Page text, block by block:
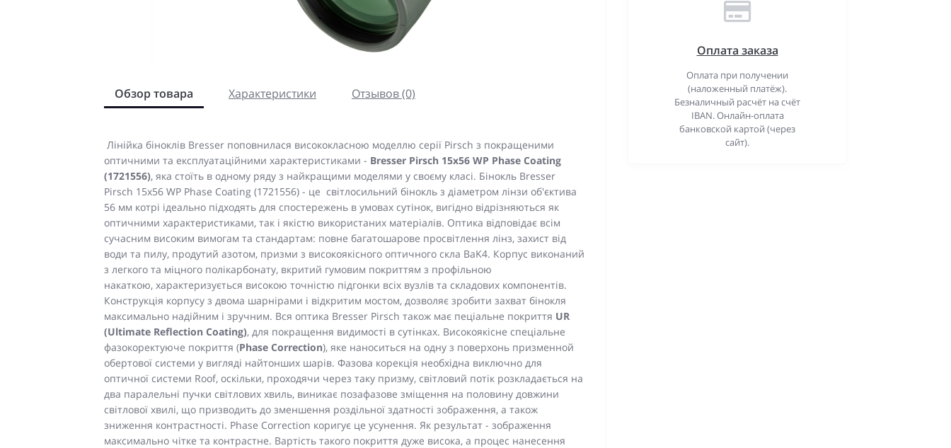
Обзор товара Характеристики Отзывов (0)
Лінійка біноклів Bresser поповнилася висококласною моделлю серії Pirsch з покращеними
оптичними та експлуатаційними характеристиками - Bresser Pirsch 15x56 WP Phase Coating
(1721556), яка стоїть в одному ряду з найкращими моделями у своєму класі. Бінокль Bresser
Pirsch 15x56 WP Phase Coating (1721556) - це світлосильний бінокль з діаметром лінзи об'єктива
56 мм котрі ідеально підходять для спостережень в умовах сутінок, вигідно відрізняються як
оптичними характеристиками, так і якістю використаних матеріалів. Оптика відповідає всім
сучасним високим вимогам та стандартам: повне багатошарове просвітлення лінз, захист від
води та пилу, продутий азотом, призми з високоякісного оптичного скла BaK4. Корпус виконаний
з легкого та міцного полікарбонату, вкритий гумовим покриттям з профільною
накаткою, характеризується високою точністю підгонки всіх вузлів та складових компонентів.
Конструкція корпусу з двома шарнірами і відкритим мостом, дозволяє зробити захват бінокля
максимально надійним і зручним. Вся оптика Bresser Pirsch також має пеціальне покриття UR
(Ultimate Reflection Coating), для покращення видимості в сутінках. Високоякісне спеціальне
фазокоректуюче покриття (Phase Correction), яке наноситься на одну з поверхонь призменной
обертової системи у вигляді найтонших шарів. Фазова корекція необхідна виключно для
оптичної системи Roof, оскільки, проходячи через таку призму, світловий потік розкладається на
два паралельні пучки світлових хвиль, виникає позафазове зміщення на половину довжини
світлової хвилі, що призводить до зменшення роздільної здатності зображення, а також
зниження контрастності. Phase Correction коригує це усунення. Як результат - зображення
максимально чітке та контрастне. Вартість такого покриття дуже висока, а процес нанесення
Оплата заказа
Оплата при получении
(наложенный платёж).
Безналичный расчёт на счёт
IBAN. Онлайн-оплата
банковской картой (через
сайт).